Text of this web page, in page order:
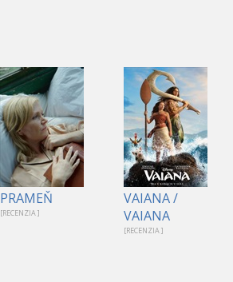
PRAMEŇ
[RECENZIA ]
VAIANA /
VAIANA
[RECENZIA ]